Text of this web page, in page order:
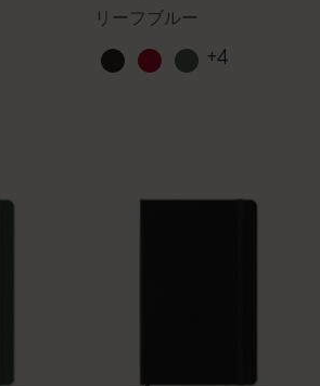
リーフブルー
+4